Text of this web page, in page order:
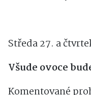
Středa 27. a
Všude ovoce